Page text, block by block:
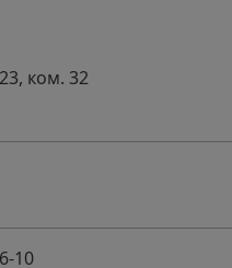
ком. 32
10